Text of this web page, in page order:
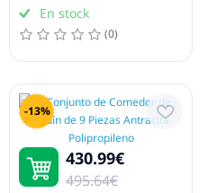
Tierras y sustratos para plantas
Soportes para macetas
Repelentes de insectos
En stock
(0)
-13%
430.99€
495.64€